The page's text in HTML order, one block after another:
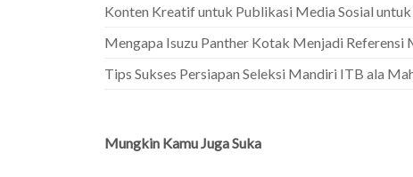
Konten Kreatif untuk Publikasi Media Sosial
Mengapa Isuzu Panther Kotak Menjadi Referensi
Tips Sukses Persiapan Seleksi Mandiri ITB ala
Mungkin Kamu Juga Suka